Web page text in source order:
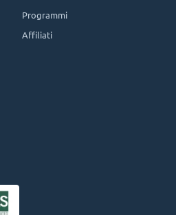
Programmi
Affiliati